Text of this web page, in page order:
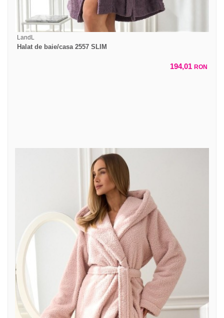
LandL
Halat de baie/casa 2557 SLIM
194,01 RON